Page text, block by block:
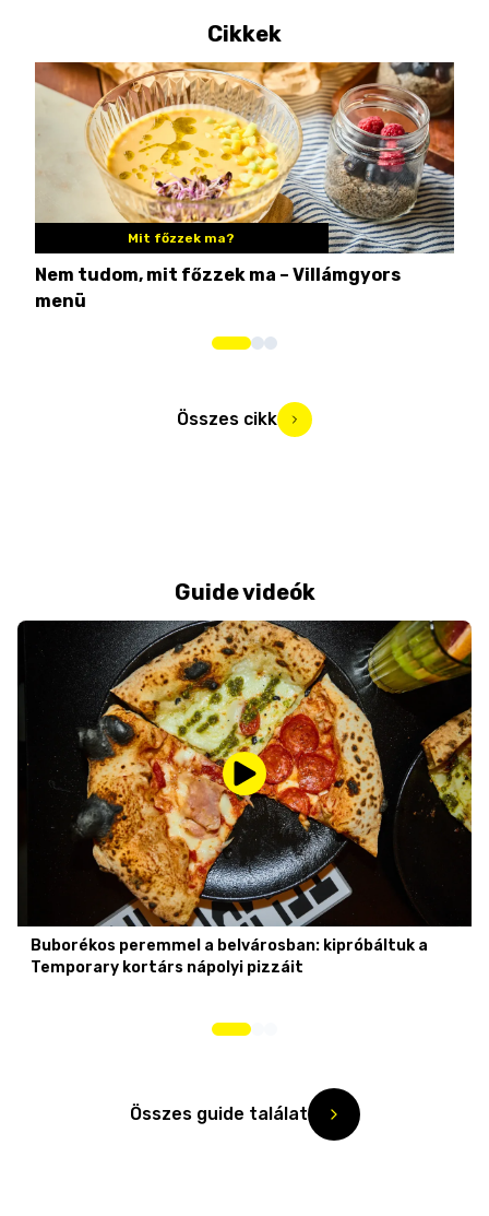
Cikkek
Mit főzzek ma?
Nem tudom, mit főzzek ma – Villámgyors
menü
Összes cikk
Guide videók
Buborékos peremmel a belvárosban: kipróbáltuk a
Temporary kortárs nápolyi pizzáit
Összes guide találat